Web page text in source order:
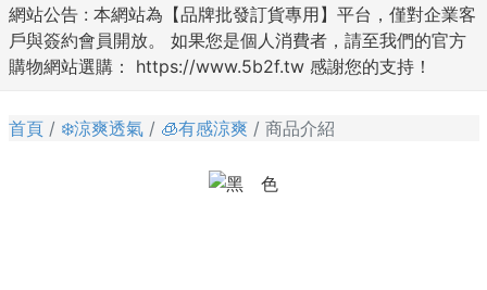
網站公告 : 本網站為【品牌批發訂貨專用】平台，僅對企業客
戶與簽約會員開放。 如果您是個人消費者，請至我們的官方
購物網站選購： https://www.5b2f.tw 感謝您的支持！
首頁 ❄️涼爽透氣 🧊有感涼爽 商品介紹